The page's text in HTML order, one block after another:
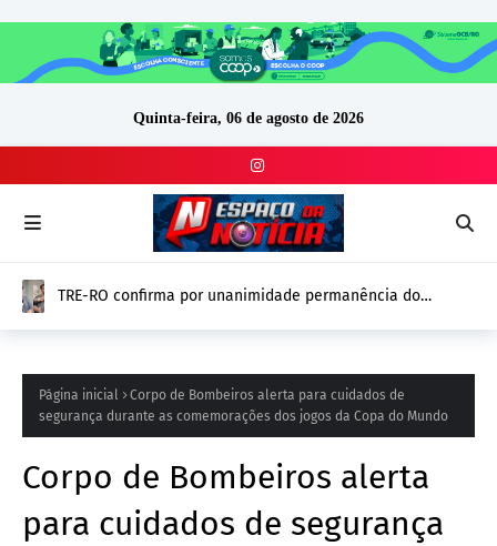
Quinta-feira, 06 de agosto de 2026
TRE-RO confirma por unanimidade permanência do
Página inicial
Corpo de Bombeiros alerta para cuidados de
segurança durante as comemorações dos jogos da Copa do Mundo
Corpo de Bombeiros alerta
para cuidados de segurança